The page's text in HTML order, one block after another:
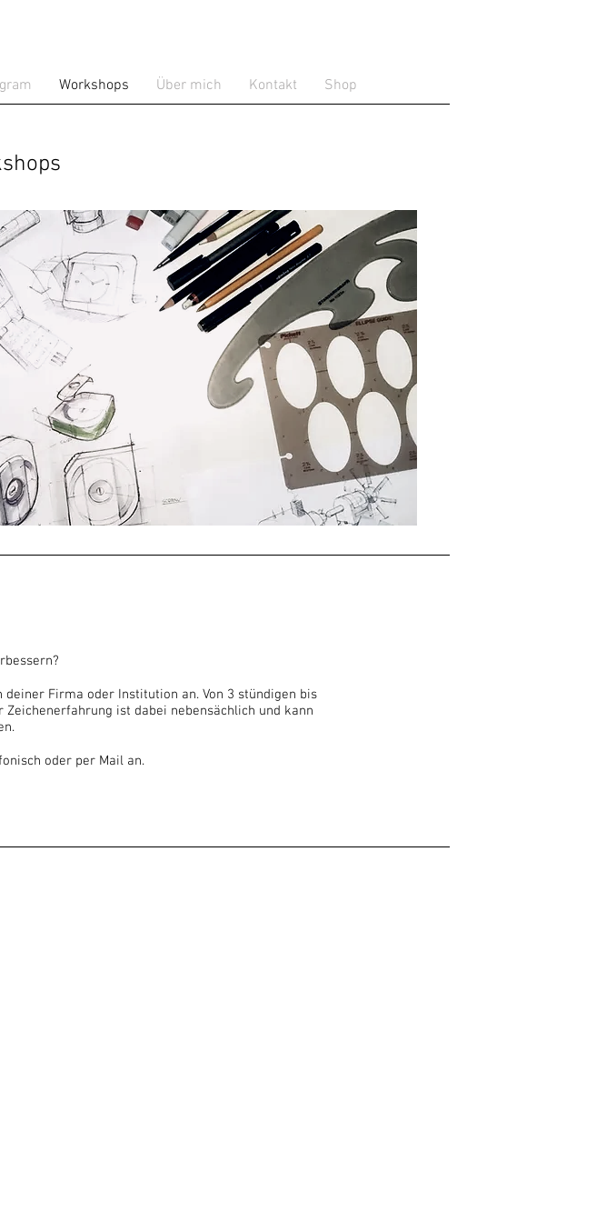
Workshops Über mich Kontakt Shop
Firma oder Institution an. Von 3 stündigen bis
ist dabei nebensächlich und kann
oder per Mail an.